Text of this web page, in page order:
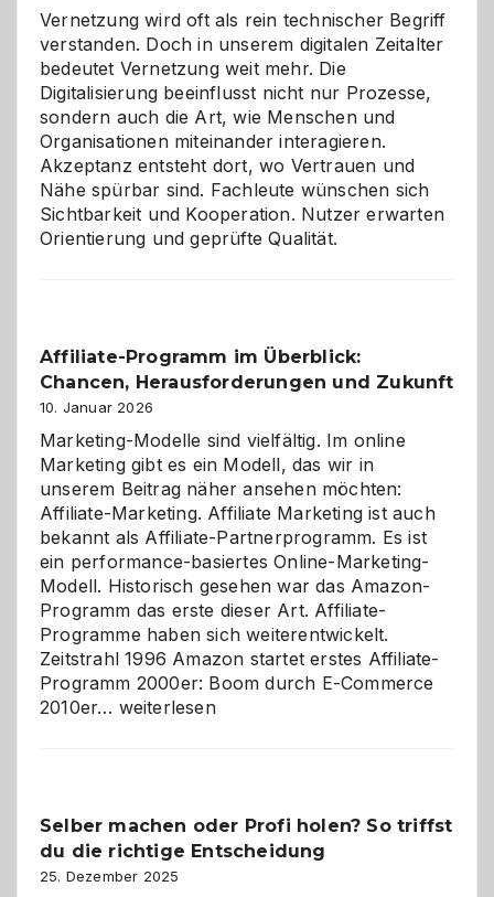
Vernetzung wird oft als rein technischer Begriff
verstanden. Doch in unserem digitalen Zeitalter
bedeutet Vernetzung weit mehr. Die
Digitalisierung beeinflusst nicht nur Prozesse,
sondern auch die Art, wie Menschen und
Organisationen miteinander interagieren.
Akzeptanz entsteht dort, wo Vertrauen und
Nähe spürbar sind. Fachleute wünschen sich
Sichtbarkeit und Kooperation. Nutzer erwarten
Orientierung und geprüfte Qualität.
Affiliate-Programm im Überblick:
Chancen, Herausforderungen und Zukunft
10. Januar 2026
Marketing-Modelle sind vielfältig. Im online
Marketing gibt es ein Modell, das wir in
unserem Beitrag näher ansehen möchten:
Affiliate-Marketing. Affiliate Marketing ist auch
bekannt als Affiliate-Partnerprogramm. Es ist
ein performance-basiertes Online-Marketing-
Modell. Historisch gesehen war das Amazon-
Programm das erste dieser Art. Affiliate-
Programme haben sich weiterentwickelt.
Zeitstrahl 1996 Amazon startet erstes Affiliate-
Programm 2000er: Boom durch E-Commerce
2010er… Affiliate-
Herausforderungen
und
Zukunft
weiterlesen
Selber machen oder Profi holen? So triffst
du die richtige Entscheidung
25. Dezember 2025